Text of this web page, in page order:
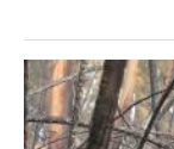
Imagem